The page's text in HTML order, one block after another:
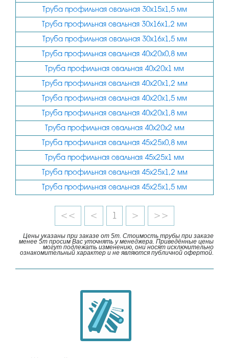
Труба профильная овальная 30х15х1,5 мм
Труба профильная овальная 30х16х1,2 мм
Труба профильная овальная 30х16х1,5 мм
Труба профильная овальная 40х20х0,8 мм
Труба профильная овальная 40х20х1 мм
Труба профильная овальная 40х20х1,2 мм
Труба профильная овальная 40х20х1,5 мм
Труба профильная овальная 40х20х1,8 мм
Труба профильная овальная 40х20х2 мм
Труба профильная овальная 45х25х0,8 мм
Труба профильная овальная 45х25х1 мм
Труба профильная овальная 45х25х1,2 мм
Труба профильная овальная 45х25х1,5 мм
<< < 1 > >>
Цены указаны при заказе от 5т. Стоимость трубы при заказе
менее 5т просим Вас уточнять у менеджера. Приведённые цены
могут подлежать изменению, они носят исключительно
ознакомительный характер и не являются публичной офертой.